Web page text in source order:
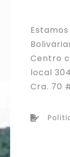
Centro
local
Cra. 70